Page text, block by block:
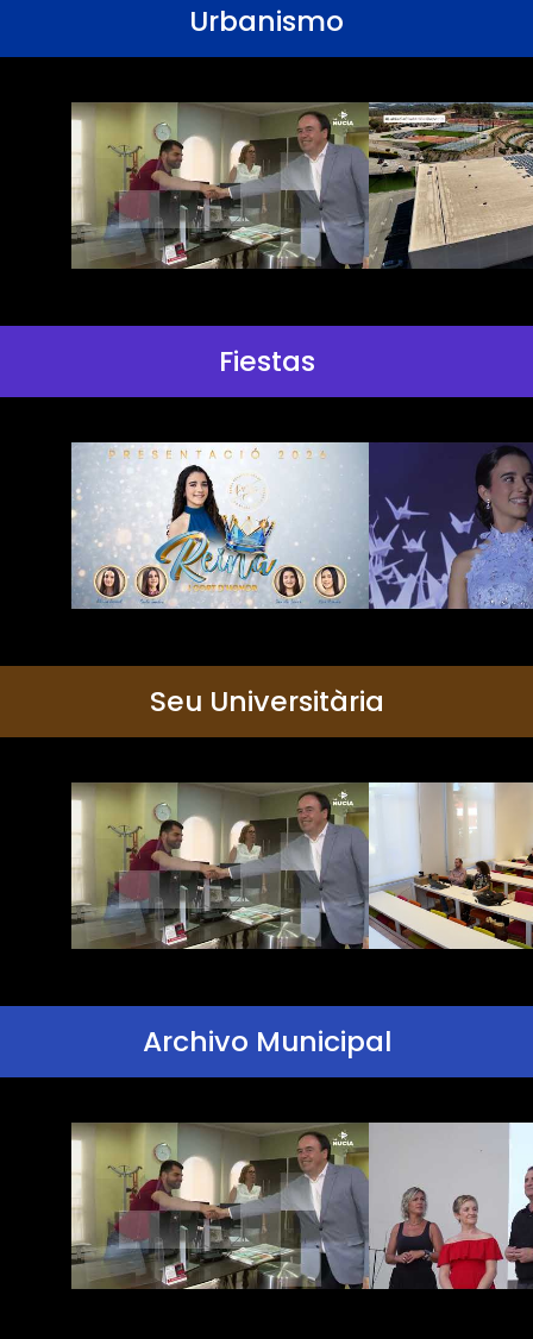
Urbanismo
Fiestas
Seu Universitària
Archivo Municipal